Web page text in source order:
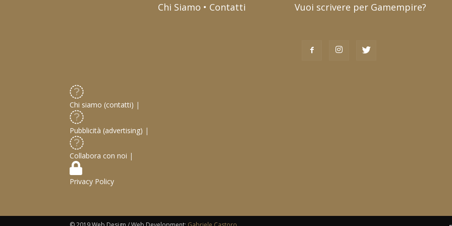
Chi Siamo • Contatti Vuoi scrivere per Gamempire?
Chi siamo (contatti) |
Pubblicità (advertising) |
Collabora con noi |
Privacy Policy